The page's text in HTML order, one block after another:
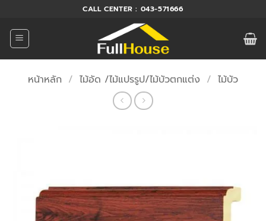
ยัง
เนื้อหา
CALL CENTER : 043-571666
หน้าหลัก / ไม้อัด /ไม้แปรรูป/ไม้บัวตกแต่ง / ไม้บัว